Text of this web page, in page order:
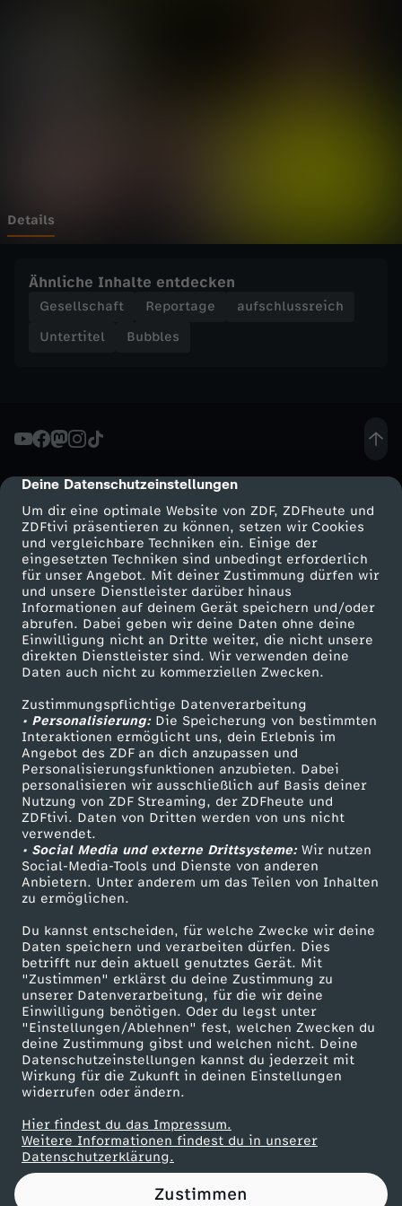
cmp-dialog-description
Deine Datenschutzeinstellungen
Um dir eine optimale Website von ZDF, ZDFheute und
ZDFtivi präsentieren zu können, setzen wir Cookies
und vergleichbare Techniken ein. Einige der
eingesetzten Techniken sind unbedingt erforderlich
für unser Angebot. Mit deiner Zustimmung dürfen wir
und unsere Dienstleister darüber hinaus
Informationen auf deinem Gerät speichern und/oder
abrufen. Dabei geben wir deine Daten ohne deine
Einwilligung nicht an Dritte weiter, die nicht unsere
direkten Dienstleister sind. Wir verwenden deine
Daten auch nicht zu kommerziellen Zwecken.
Zustimmungspflichtige Datenverarbeitung
• Personalisierung:Die Speicherung von bestimmten
Interaktionen ermöglicht uns, dein Erlebnis im
Angebot des ZDF an dich anzupassen und
Personalisierungsfunktionen anzubieten. Dabei
personalisieren wir ausschließlich auf Basis deiner
Nutzung von ZDF Streaming, der ZDFheute und
ZDFtivi. Daten von Dritten werden von uns nicht
verwendet.
• Social Media und externe Drittsysteme:Wir nutzen
Social-Media-Tools und Dienste von anderen
Anbietern. Unter anderem um das Teilen von Inhalten
zu ermöglichen.
Du kannst entscheiden, für welche Zwecke wir deine
Daten speichern und verarbeiten dürfen. Dies
betrifft nur dein aktuell genutztes Gerät. Mit
"Zustimmen" erklärst du deine Zustimmung zu
unserer Datenverarbeitung, für die wir deine
Einwilligung benötigen. Oder du legst unter
"Einstellungen/Ablehnen" fest, welchen Zwecken du
deine Zustimmung gibst und welchen nicht. Deine
Datenschutzeinstellungen kannst du jederzeit mit
Wirkung für die Zukunft in deinen Einstellungen
widerrufen oder ändern.
Hier findest du das Impressum.
Weitere Informationen findest du in unserer
Datenschutzerklärung.
Zustimmen
G
B
L
e
-
B
U
B
B
L
E
S
m
i
t
C
o
l
d
m
i
Details
Ähnliche Inhalte entdecken
Gesellschaft Reportage
aufschlussreich
Untertitel
Bubbles
Mehr ZDF
ZDF-Apps
Smart TV
ZDFtext
Livestreams
Sendungen A-Z
TV-Programm
Service
ZDFmitreden
Kontakt zum ZDF
Tickets
Zuschauerservice
Hilfe
ZDF Unternehmen
Karriere
ZDF goes Schule
Werbefernsehen
Mainzelmännchen
Partner